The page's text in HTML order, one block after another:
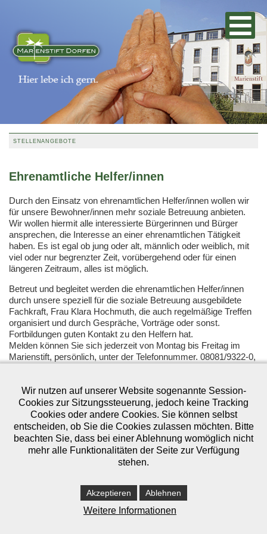
STELLENANGEBOTE
Ehrenamtliche Helfer/innen
Durch den Einsatz von ehrenamtlichen Helfer/innen wollen wir
für unsere Bewohner/innen mehr soziale Betreuung anbieten.
Wir wollen hiermit alle interessierte Bürgerinnen und Bürger
ansprechen, die Interesse an einer ehrenamtlichen Tätigkeit
haben. Es ist egal ob jung oder alt, männlich oder weiblich, mit
viel oder nur begrenzter Zeit, vorübergehend oder für einen
längeren Zeitraum, alles ist möglich.
Betreut und begleitet werden die ehrenamtlichen Helfer/innen
durch unsere speziell für die soziale Betreuung ausgebildete
Fachkraft, Frau Klara Hochmuth, die auch regelmäßige Treffen
organisiert und durch Gespräche, Vorträge oder sonst.
Fortbildungen guten Kontakt zu den Helfern hat.
Melden können Sie sich jederzeit von Montag bis Freitag im
Marienstift, persönlich, unter der Telefonnummer. 08081/9322-0,
Wir nutzen auf unserer Website sogenannte Session-
Cookies zur Sitzungssteuerung, jedoch keine Tracking
Cookies oder andere Cookies. Sie können selbst
entscheiden, ob Sie die Cookies zulassen möchten. Bitte
beachten Sie, dass bei einer Ablehnung womöglich nicht
mehr alle Funktionalitäten der Seite zur Verfügung
stehen.
Akzeptieren Ablehnen
Weitere Informationen